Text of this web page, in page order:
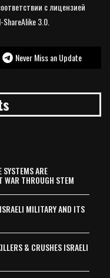
с лицензией
3.0.
Never Miss an Update
ARE
WAR THROUGH STEM
MILITARY AND ITS
& CRUSHES ISRAELI